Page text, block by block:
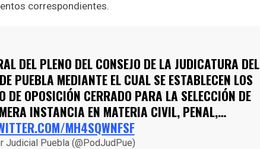
correspondientes.
DEL PLENO DEL CONSEJO DE LA JUDICATURA DEL
PUEBLA MEDIANTE EL CUAL SE ESTABLECEN LOS
DE OPOSICIÓN CERRADO PARA LA SELECCIÓN DE
INSTANCIA EN MATERIA CIVIL, PENAL,…
MH4SQWNFSF
Judicial Puebla (@PodJudPue)